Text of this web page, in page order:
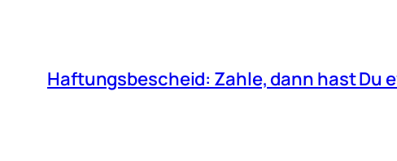
Haftungsbescheid: Zahle, dann hast Du